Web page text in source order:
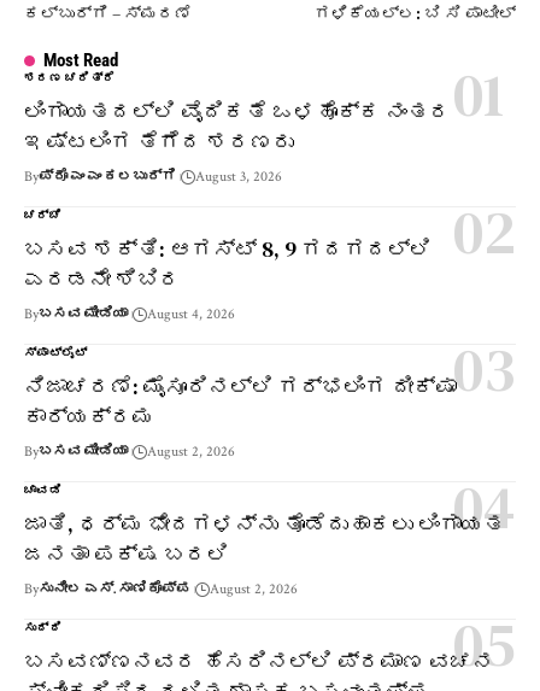
ಕಲ್ಬುರ್ಗಿ – ಸ್ಮರಣೆ
ಗಳಿಕೆಯಲ್ಲ: ಬಿ ಸಿ ಪಾಟೀಲ್
Most Read
ಶರಣ ಚರಿತ್ರೆ
ಲಿಂಗಾಯತದಲ್ಲಿ ವೈದಿಕತೆ ಒಳಹೊಕ್ಕ ನಂತರ
ಇಷ್ಟಲಿಂಗ ತೆಗೆದ ಶರಣರು
Byಪ್ರೊ ಎಂ ಎಂ ಕಲಬುರ್ಗಿ August 3, 2026
ಚರ್ಚೆ
ಬಸವ ಶಕ್ತಿ: ಆಗಸ್ಟ್ 8, 9 ಗದಗದಲ್ಲಿ
ಎರಡನೇ ಶಿಬಿರ
Byಬಸವ ಮೀಡಿಯಾ August 4, 2026
ಸ್ಪಾಟ್‌ಲೈಟ್
ನಿಜಾಚರಣೆ: ಮೈಸೂರಿನಲ್ಲಿ ಗರ್ಭಲಿಂಗ ದೀಕ್ಷಾ
ಕಾರ್ಯಕ್ರಮ
Byಬಸವ ಮೀಡಿಯಾ August 2, 2026
ಚಾವಡಿ
ಜಾತಿ, ಧರ್ಮ ಭೇದಗಳನ್ನು ತೊಡೆದುಹಾಕಲು ಲಿಂಗಾಯತ
ಜನತಾ ಪಕ್ಷ ಬರಲಿ
Byಸುನೀಲ ಎಸ್. ಸಾಣಿಕೊಪ್ಪ August 2, 2026
ಸುದ್ದಿ
ಬಸವಣ್ಣನವರ ಹೆಸರಿನಲ್ಲಿ ಪ್ರಮಾಣ ವಚನ